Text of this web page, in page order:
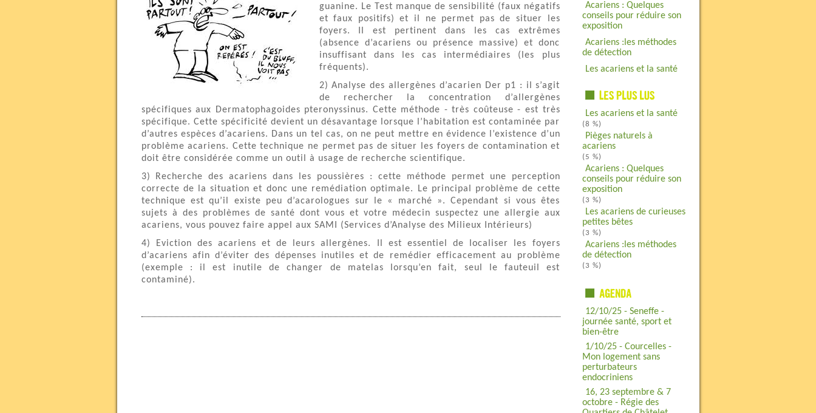
Acariens : Quelques
conseils pour réduire son
exposition
Acariens :les méthodes
de détection
Les acariens et la santé
Les acariens et la santé
(8 %)
Pièges naturels à
acariens
(5 %)
Acariens : Quelques
conseils pour réduire son
exposition
(3 %)
Les acariens de curieuses
petites bêtes
(3 %)
Acariens :les méthodes
de détection
(3 %)
12/10/25 - Seneffe -
journée santé, sport et
bien-être
1/10/25 - Courcelles -
Mon logement sans
perturbateurs
endocriniens
16, 23 septembre & 7
octobre - Régie des
guanine. Le Test manque de sensibilité (faux négatifs
et faux positifs) et il ne permet pas de situer les
foyers. Il est pertinent dans les cas extrêmes
(absence d’acariens ou présence massive) et donc
insuffisant dans les cas intermédiaires (les plus
fréquents).
2) Analyse des allergènes d’acarien Der p1 : il s’agit
de rechercher la concentration d’allergènes
spécifiques aux Dermatophagoides pteronyssinus. Cette méthode - très coûteuse - est très
spécifique. Cette spécificité devient un désavantage lorsque l’habitation est contaminée par
d’autres espèces d’acariens. Dans un tel cas, on ne peut mettre en évidence l’existence d’un
problème acariens. Cette technique ne permet pas de situer les foyers de contamination et
doit être considérée comme un outil à usage de recherche scientifique.
3) Recherche des acariens dans les poussières : cette méthode permet une perception
correcte de la situation et donc une remédiation optimale. Le principal problème de cette
technique est qu’il existe peu d’acarologues sur le « marché ». Cependant si vous êtes
sujets à des problèmes de santé dont vous et votre médecin suspectez une allergie aux
acariens, vous pouvez faire appel aux SAMI (Services d’Analyse des Milieux Intérieurs)
4) Eviction des acariens et de leurs allergènes. Il est essentiel de localiser les foyers
d’acariens afin d’éviter des dépenses inutiles et de remédier efficacement au problème
(exemple : il est inutile de changer de matelas lorsqu’en fait, seul le fauteuil est
contaminé).